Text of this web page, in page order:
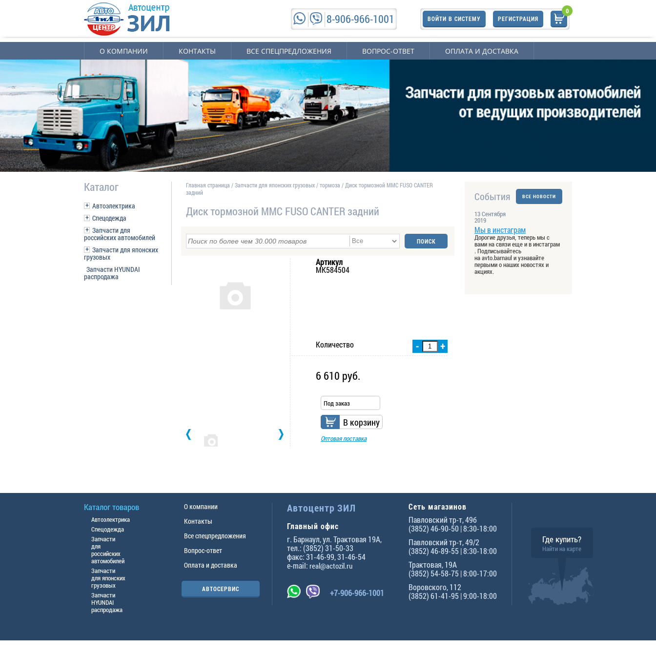
8-906-966-1001
0
ВОЙТИ В СИСТЕМУ РЕГИСТРАЦИЯ
О КОМПАНИИ КОНТАКТЫ ВСЕ СПЕЦПРЕДЛОЖЕНИЯ ВОПРОС-ОТВЕТ ОПЛАТА И ДОСТАВКА
Каталог
Автоэлектрика
Спецодежда
Запчасти для
российских автомобилей
Запчасти для японских
грузовых
Запчасти HYUNDAI
распродажа
ВСЕ НОВОСТИ
События
13 Сентября
2019
Мы в инстаграм
Дорогие друзья, теперь мы с
вами на связи еще и в инстаграм
. Подписывайтесь
на avto.barnaul и узнавайте
первыми о наших новостях и
акциях.
Главная страница /Запчасти для японских грузовых/тормоза / Диск тормозной MMC FUSO CANTER
задний
Диск тормозной MMC FUSO CANTER задний
Артикул
MK584504
+
-
Количество
6 610 руб.
Под заказ
В корзину
Оптовая поставка
Каталог товаров
Автоэлектрика
Спецодежда
Запчасти
для
российских
автомобилей
Запчасти
для японских
грузовых
Запчасти
HYUNDAI
распродажа
О компании
Контакты
Все спецпредложения
Вопрос-ответ
Оплата и доставка
АВТОСЕРВИС
Автоцентр ЗИЛ
Главный офис
г. Барнаул,ул. Трактовая 19А,
тел.: (3852) 31-50-33
факс:31-46-99,31-46-54
e-mail: real@actozil.ru
+7-906-966-1001
Сеть магазинов
Павловский тр-т, 49б
(3852) 46-90-50 | 8:30-18:00
Павловский тр-т, 49/2
(3852) 46-89-55 | 8:30-18:00
Трактовая, 19А
(3852) 54-58-75 | 8:00-17:00
Воровского, 112
(3852) 61-41-95 | 9:00-18:00
Где купить?
Найти на карте